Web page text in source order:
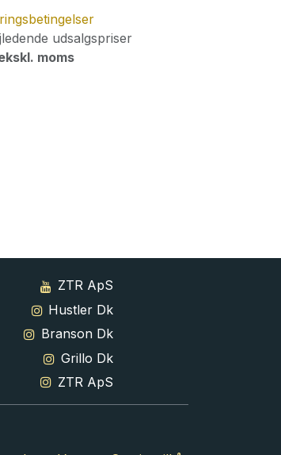
udsalgspriser
moms
ZTR ApS
Hustler Dk
Branson Dk
Grillo Dk
ZTR ApS